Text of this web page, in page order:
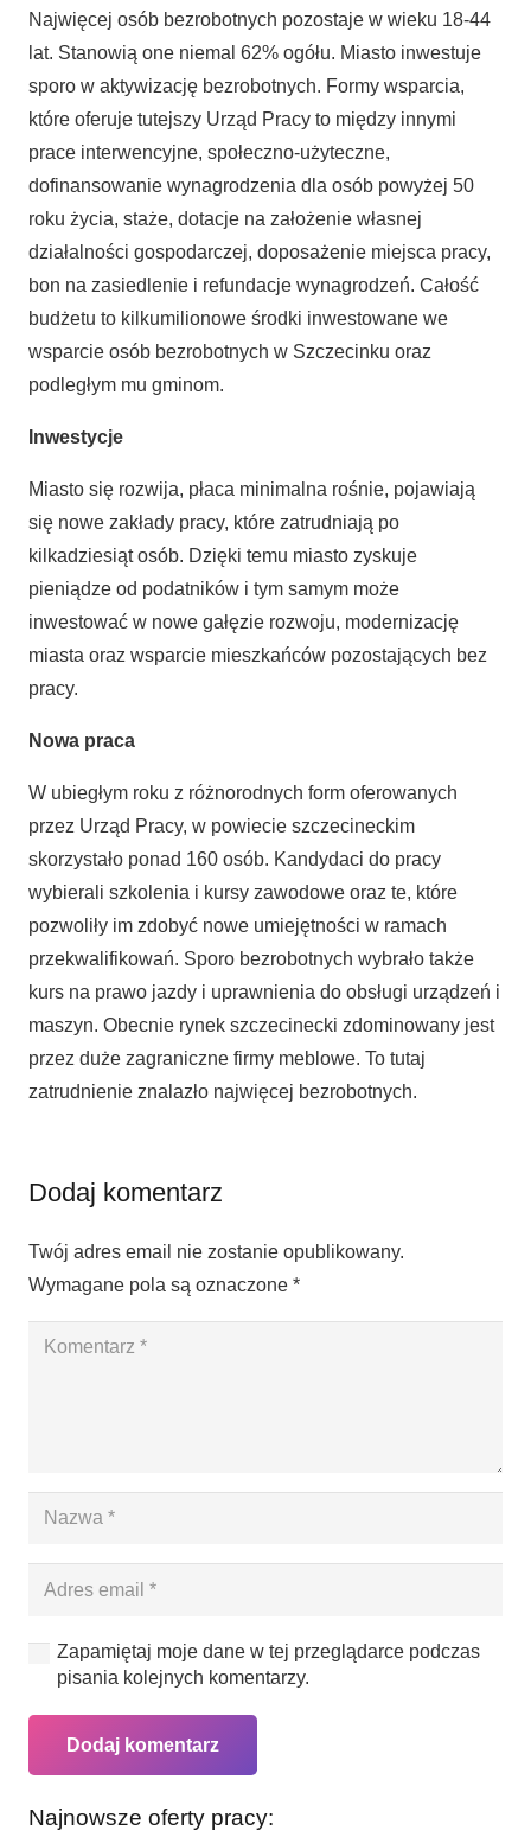
Najwięcej osób bezrobotnych pozostaje w wieku 18-44
lat. Stanowią one niemal 62% ogółu. Miasto inwestuje
sporo w aktywizację bezrobotnych. Formy wsparcia,
które oferuje tutejszy Urząd Pracy to między innymi
prace interwencyjne, społeczno-użyteczne,
dofinansowanie wynagrodzenia dla osób powyżej 50
roku życia, staże, dotacje na założenie własnej
działalności gospodarczej, doposażenie miejsca pracy,
bon na zasiedlenie i refundacje wynagrodzeń. Całość
budżetu to kilkumilionowe środki inwestowane we
wsparcie osób bezrobotnych w Szczecinku oraz
podległym mu gminom.
Inwestycje
Miasto się rozwija, płaca minimalna rośnie, pojawiają
się nowe zakłady pracy, które zatrudniają po
kilkadziesiąt osób. Dzięki temu miasto zyskuje
pieniądze od podatników i tym samym może
inwestować w nowe gałęzie rozwoju, modernizację
miasta oraz wsparcie mieszkańców pozostających bez
pracy.
Nowa praca
W ubiegłym roku z różnorodnych form oferowanych
przez Urząd Pracy, w powiecie szczecineckim
skorzystało ponad 160 osób. Kandydaci do pracy
wybierali szkolenia i kursy zawodowe oraz te, które
pozwoliły im zdobyć nowe umiejętności w ramach
przekwalifikowań. Sporo bezrobotnych wybrało także
kurs na prawo jazdy i uprawnienia do obsługi urządzeń i
maszyn. Obecnie rynek szczecinecki zdominowany jest
przez duże zagraniczne firmy meblowe. To tutaj
zatrudnienie znalazło najwięcej bezrobotnych.
Dodaj komentarz
Twój adres email nie zostanie opublikowany.
Wymagane pola są oznaczone *
Zapamiętaj moje dane w tej przeglądarce podczas
pisania kolejnych komentarzy.
Dodaj komentarz
Najnowsze oferty pracy: